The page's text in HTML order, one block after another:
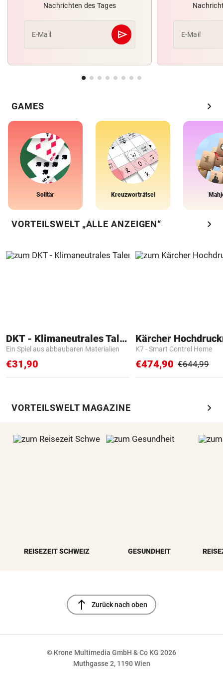
Nachrichten des Tages
E-Mail send
Abschicken E-Mail
GAMES chevron_right
Solitär Kreuzworträtsel
VORTEILSWELT „ALLE ANZEIGEN“ chevron_right
DKT - Klimaneutrales Talent
Ein Spiel aus abbaubaren Materialien
€31,90
Kärcher
K7 - Smart Control Home
€474,90 €644,99
VORTEILSWELT MAGAZINE chevron_right
REISEZEIT SCHWEIZ GESUNDHEIT
north Zurück nach oben
© Krone Multimedia GmbH & Co KG 2026
Muthgasse 2, 1190 Wien